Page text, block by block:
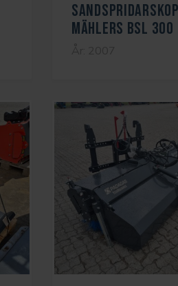
MÄHLERS BSL 300